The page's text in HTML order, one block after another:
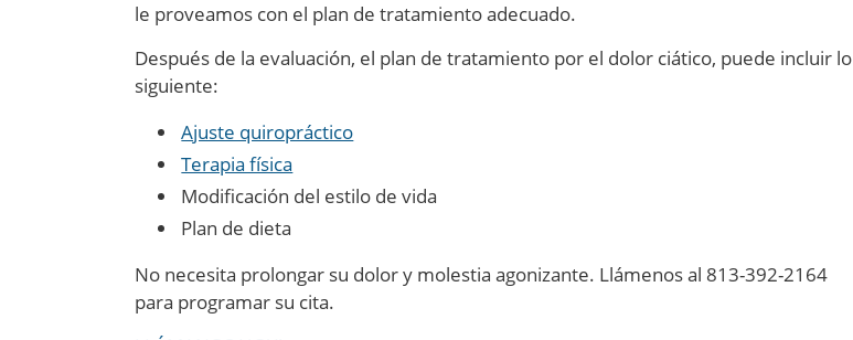
le proveamos con el plan de tratamiento adecuado.
Después de la evaluación, el plan de tratamiento por el dolor ciático, puede incluir lo
siguiente:
Ajuste quiropráctico
Terapia física
Modificación del estilo de vida
Plan de dieta
No necesita prolongar su dolor y molestia agonizante. Llámenos al 813-392-2164
para programar su cita.